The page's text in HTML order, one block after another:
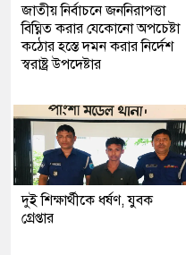
জাতীয় নির্বাচনে জননিরাপত্তা
বিঘ্নিত করার যেকোনো অপচেষ্টা
কঠোর হস্তে দমন করার নির্দেশ
স্বরাষ্ট্র উপদেষ্টার
দুই শিক্ষার্থীকে ধর্ষণ, যুবক
গ্রেপ্তার